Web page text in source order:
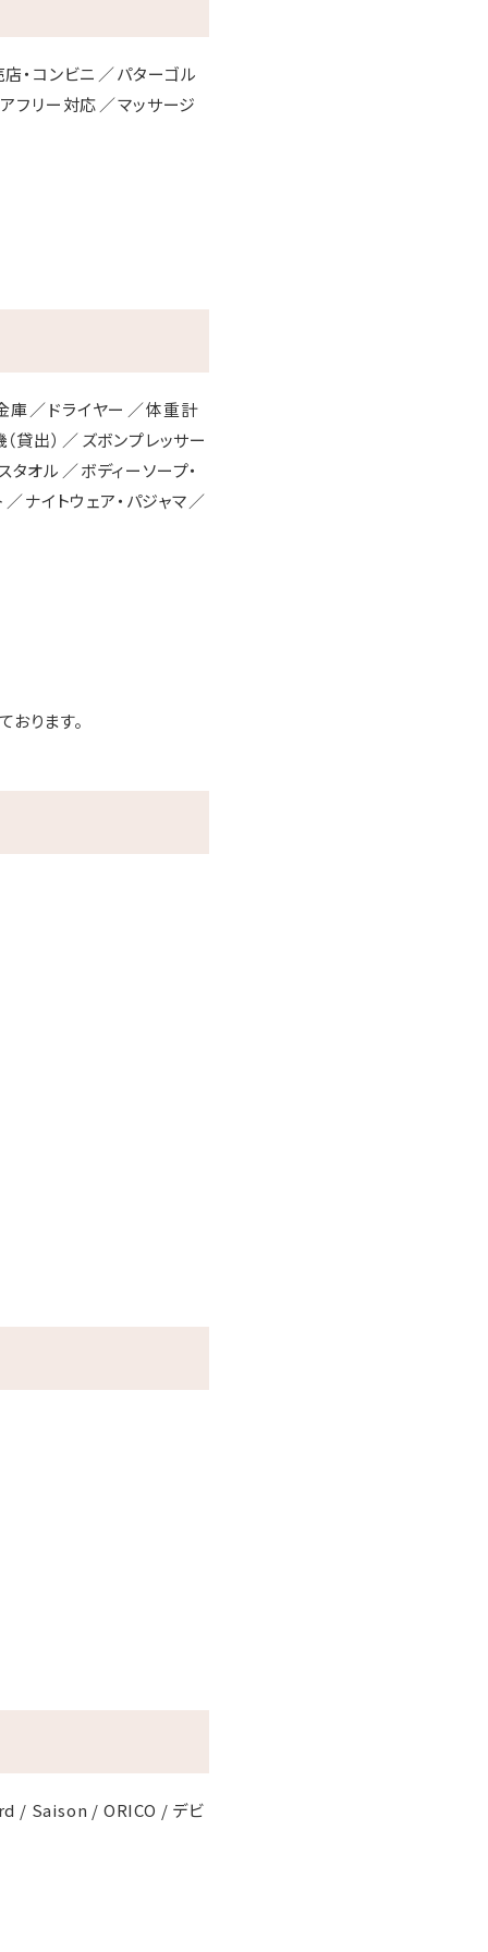
店・コンビニ
パターゴル
フリー対応
マッサージ
庫 ドライヤー
体重計
貸出）
ズボンプレッサー
タオル
ボディーソープ・
ナイトウェア・パジャマ
ります。
/ Saison / ORICO / デビ